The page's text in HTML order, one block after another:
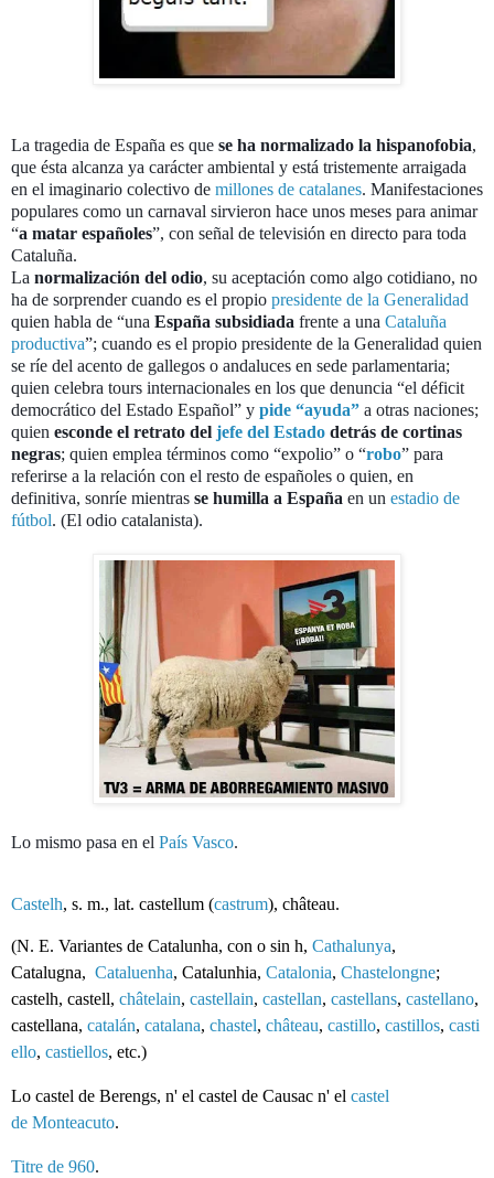
La tragedia de España es que se ha normalizado la hispanofobia,
que ésta alcanza ya carácter ambiental y está tristemente arraigada
en el imaginario colectivo de millones de catalanes. Manifestaciones
populares como un carnaval sirvieron hace unos meses para animar
“a matar españoles”, con señal de televisión en directo para toda
Cataluña.
La normalización del odio, su aceptación como algo cotidiano, no
ha de sorprender cuando es el propio presidente de la Generalidad
quien habla de “una España subsidiada frente a una Cataluña
productiva”; cuando es el propio presidente de la Generalidad quien
se ríe del acento de gallegos o andaluces en sede parlamentaria;
quien celebra tours internacionales en los que denuncia “el déficit
democrático del Estado Español” y pide “ayuda” a otras naciones;
quien esconde el retrato del jefe del Estado detrás de cortinas
negras; quien emplea términos como “expolio” o “robo” para
referirse a la relación con el resto de españoles o quien, en
definitiva, sonríe mientras se humilla a España en un estadio de
fútbol. (El odio catalanista).
Lo mismo pasa en el País Vasco.
Castelh, s. m., lat. castellum (castrum), château.
(N. E. Variantes de Catalunha, con o sin h, Cathalunya,
Catalugna, Cataluenha, Catalunhia, Catalonia, Chastelongne;
castelh, castell, châtelain, castellain, castellan, castellans, castellano,
castellana, catalán, catalana, chastel, château, castillo, castillos, casti
ello, castiellos, etc.)
Lo castel de Berengs, n' el castel de Causac n' el castel
de Monteacuto.
Titre de 960.